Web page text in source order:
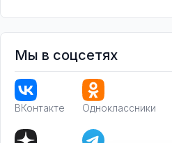
Мы в соцсетях
ВКонтакте Одноклассники